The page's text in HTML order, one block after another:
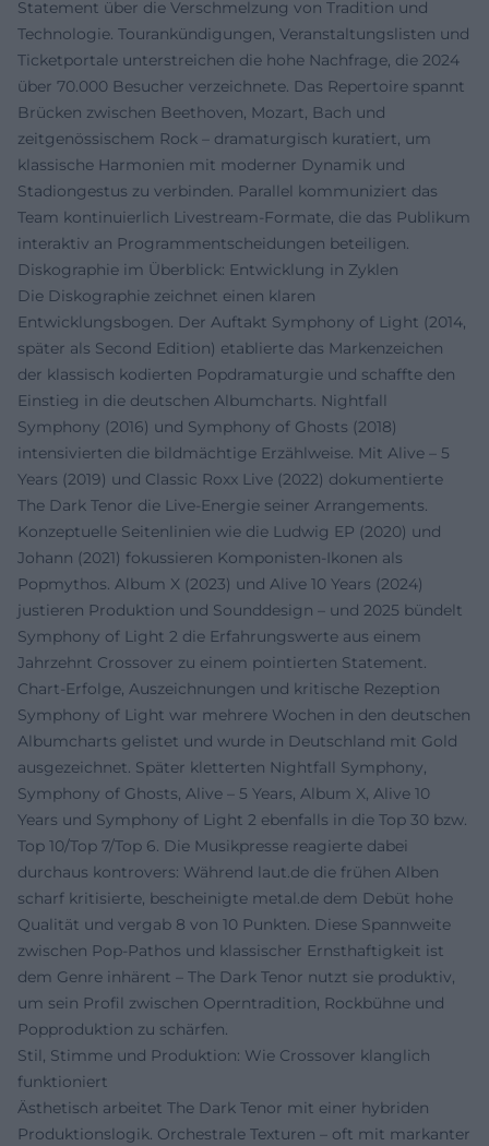
Statement über die Verschmelzung von Tradition und
Technologie. Tourankündigungen, Veranstaltungslisten und
Ticketportale unterstreichen die hohe Nachfrage, die 2024
über 70.000 Besucher verzeichnete. Das Repertoire spannt
Brücken zwischen Beethoven, Mozart, Bach und
zeitgenössischem Rock – dramaturgisch kuratiert, um
klassische Harmonien mit moderner Dynamik und
Stadiongestus zu verbinden. Parallel kommuniziert das
Team kontinuierlich Livestream-Formate, die das Publikum
interaktiv an Programmentscheidungen beteiligen.
Diskographie im Überblick: Entwicklung in Zyklen
Die Diskographie zeichnet einen klaren
Entwicklungsbogen. Der Auftakt Symphony of Light (2014,
später als Second Edition) etablierte das Markenzeichen
der klassisch kodierten Popdramaturgie und schaffte den
Einstieg in die deutschen Albumcharts. Nightfall
Symphony (2016) und Symphony of Ghosts (2018)
intensivierten die bildmächtige Erzählweise. Mit Alive – 5
Years (2019) und Classic Roxx Live (2022) dokumentierte
The Dark Tenor die Live-Energie seiner Arrangements.
Konzeptuelle Seitenlinien wie die Ludwig EP (2020) und
Johann (2021) fokussieren Komponisten-Ikonen als
Popmythos. Album X (2023) und Alive 10 Years (2024)
justieren Produktion und Sounddesign – und 2025 bündelt
Symphony of Light 2 die Erfahrungswerte aus einem
Jahrzehnt Crossover zu einem pointierten Statement.
Chart-Erfolge, Auszeichnungen und kritische Rezeption
Symphony of Light war mehrere Wochen in den deutschen
Albumcharts gelistet und wurde in Deutschland mit Gold
ausgezeichnet. Später kletterten Nightfall Symphony,
Symphony of Ghosts, Alive – 5 Years, Album X, Alive 10
Years und Symphony of Light 2 ebenfalls in die Top 30 bzw.
Top 10/Top 7/Top 6. Die Musikpresse reagierte dabei
durchaus kontrovers: Während laut.de die frühen Alben
scharf kritisierte, bescheinigte metal.de dem Debüt hohe
Qualität und vergab 8 von 10 Punkten. Diese Spannweite
zwischen Pop-Pathos und klassischer Ernsthaftigkeit ist
dem Genre inhärent – The Dark Tenor nutzt sie produktiv,
um sein Profil zwischen Operntradition, Rockbühne und
Popproduktion zu schärfen.
Stil, Stimme und Produktion: Wie Crossover klanglich
funktioniert
Ästhetisch arbeitet The Dark Tenor mit einer hybriden
Produktionslogik. Orchestrale Texturen – oft mit markanter